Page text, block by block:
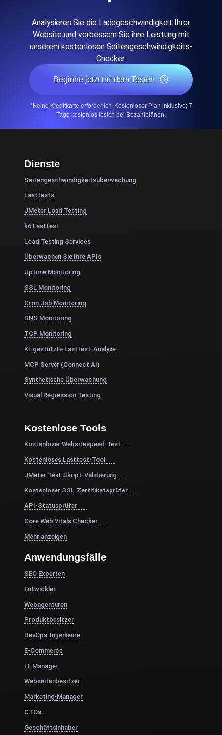
Analysieren Sie die Ladegeschwindigkeit Ihrer
Website und verbessern Sie ihre Leistung mit
unserem kostenlosen Seitengeschwindigkeits-
Checker.
Beginne jetzt mit dem Testen
*Keine Kreditkarte erforderlich. Kostenloser Plan inklusive; 7
Tage kostenlos testen bei Bezahlplänen.
Dienste
Seitengeschwindigkeitsüberwachung
Lasttests
JMeter Load Testing
k6 Lasttest
Load Testing Services
Überwachen Sie Ihre APIs
Uptime Monitoring
SSL Monitoring
Cron Job Monitoring
DNS Monitoring
TCP Monitoring
KI-gestützte Lasttest-Analyse
MCP Server (Connect AI)
Synthetische Überwachung
Visual Regression Testing
Kostenlose Tools
Kostenloser Websitespeed-Test
Kostenloses Lasttest-Tool
JMeter Test Skript-Validierung
Kostenloser SSL-Zertifikatsprüfer
API-Statusprüfer
Core Web Vitals Checker
Mehr anzeigen
Anwendungsfälle
SEO Experten
Entwickler
Webagenturen
Produktbesitzer
DevOps-Ingenieure
E-Commerce
IT-Manager
Webseitenbesitzer
Marketing-Manager
CTOs
Geschäftsinhaber